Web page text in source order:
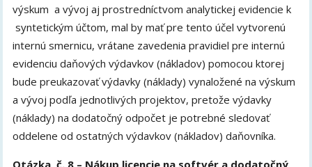
výskum a vývoj aj prostredníctvom analytickej evidencie k
syntetickým účtom, mal by mať pre tento účel vytvorenú
internú smernicu, vrátane zavedenia pravidiel pre internú
evidenciu daňových výdavkov (nákladov) pomocou ktorej
bude preukazovať výdavky (náklady) vynaložené na výskum
a vývoj podľa jednotlivých projektov, pretože výdavky
(náklady) na dodatočný odpočet je potrebné sledovať
oddelene od ostatných výdavkov (nákladov) daňovníka.